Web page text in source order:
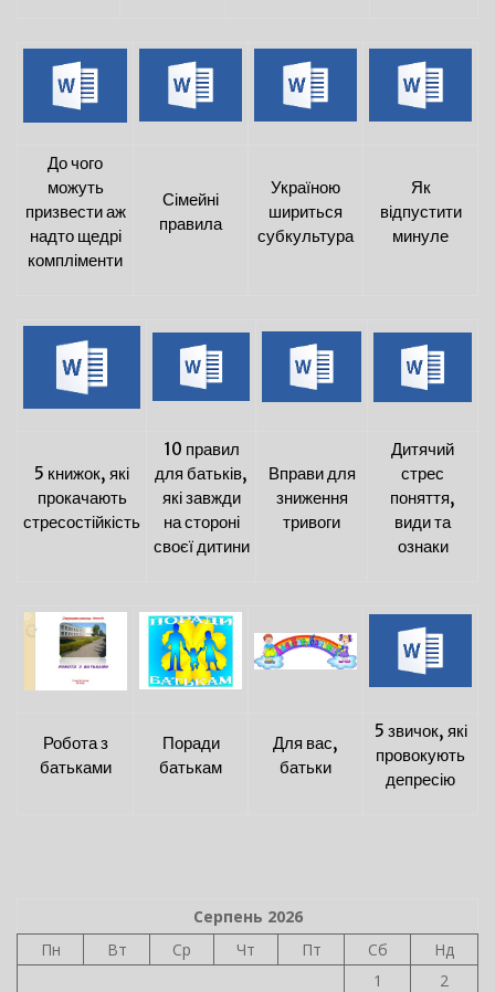
До чого
можуть
призвести аж
надто щедрі
компліменти
Сімейні
правила
Україною
шириться
субкультура
Як
відпустити
минуле
5 книжок, які
прокачають
стресостійкість
10 правил
для батьків,
які завжди
на стороні
своєї дитини
Вправи для
зниження
тривоги
Дитячий
стрес
поняття,
види та
ознаки
Робота з
батьками
Поради
батькам
Для вас,
батьки
5 звичок, які
провокують
депресію
Серпень 2026
Пн
Вт Ср Чт Пт Сб
Нд
1
2